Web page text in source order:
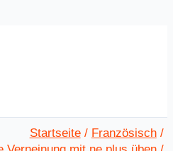
Startseite
Französisch